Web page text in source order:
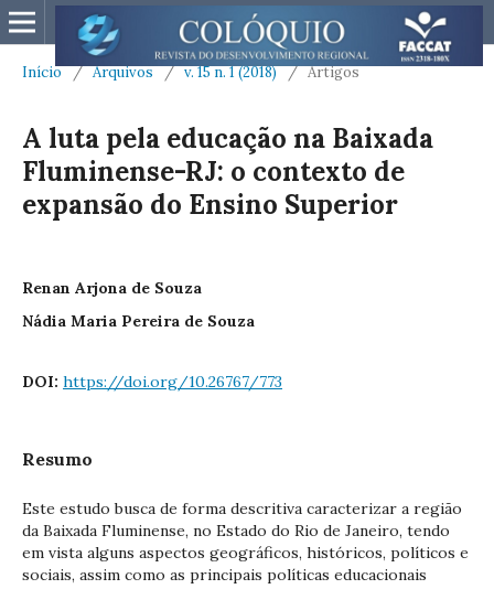
Início / Arquivos / v. 15 n. 1 (2018) / Artigos
A luta pela educação na Baixada
Fluminense-RJ: o contexto de
expansão do Ensino Superior
Renan Arjona de Souza
Nádia Maria Pereira de Souza
DOI: https://doi.org/10.26767/773
Resumo
Este estudo busca de forma descritiva caracterizar a região
da Baixada Fluminense, no Estado do Rio de Janeiro, tendo
em vista alguns aspectos geográficos, históricos, políticos e
sociais, assim como as principais políticas educacionais